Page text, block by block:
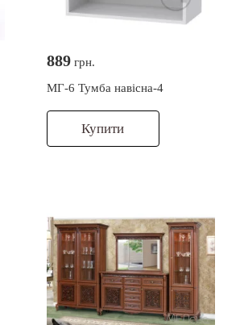
889грн.
МГ-6 Тумба навісна-4
Купити